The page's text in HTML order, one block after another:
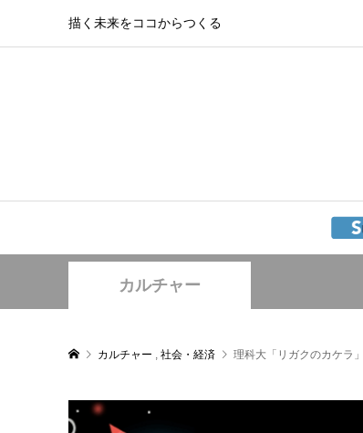
描く未来をココからつくる
カルチャー
カルチャー , 社会・経済 理科大「リガクのカケラ